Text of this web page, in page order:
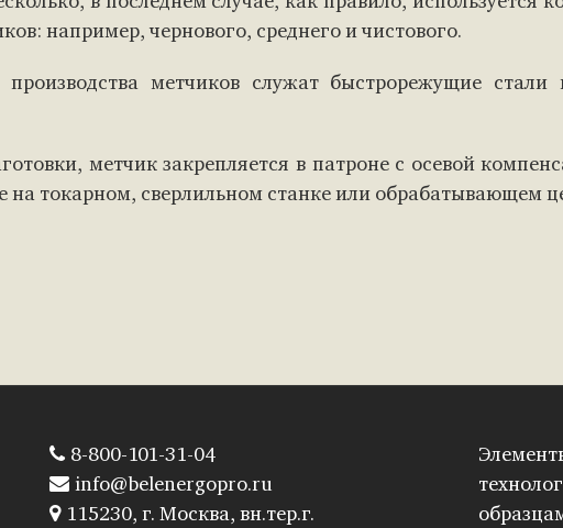
например, чернового, среднего и чистового.
метчиков служат быстрорежущие стали
метчик закрепляется в патроне с осевой
на токарном, сверлильном станке или обрабатывающем
8-800-101-31-04
info@belenergopro.ru
115230, г. Москва, вн.тер.г.